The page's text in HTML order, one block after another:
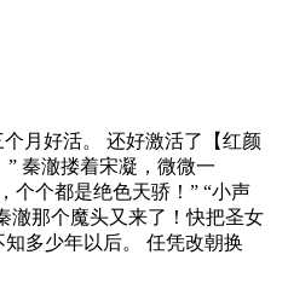
月好活。 还好激活了【红颜
秦澈搂着宋凝，微微一
个个都是绝色天骄！” “小声
澈那个魔头又来了！快把圣女
多少年以后。 任凭改朝换